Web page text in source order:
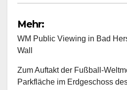
Mehr:
WM Public Viewing in Bad
Wall
Zum Auftakt der Fußball-
Parkfläche im Erdgeschoss